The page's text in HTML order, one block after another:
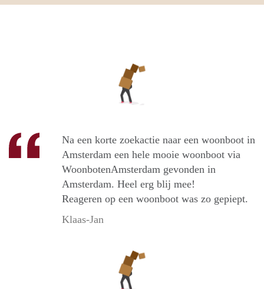
Na een korte zoekactie naar een woonboot in
Amsterdam een hele mooie woonboot via
WoonbotenAmsterdam gevonden in
Amsterdam. Heel erg blij mee!
Reageren op een woonboot was zo gepiept.
Klaas-Jan